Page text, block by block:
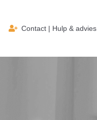
Contact | Hulp & advies